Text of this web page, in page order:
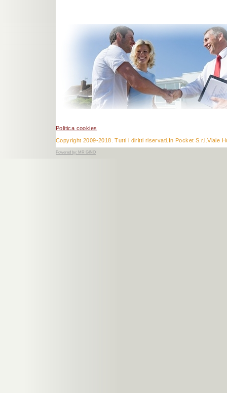
Politica cookies
Copyright 2009-2018. Tutti i diritti riservati.In Pocket S.r.l.Viale
Powered by: MR GINO